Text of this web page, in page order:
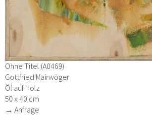
Ohne Titel (A0469)
Gottfried Mairwöger
Öl auf Holz
50 x 40 cm
→ Anfrage